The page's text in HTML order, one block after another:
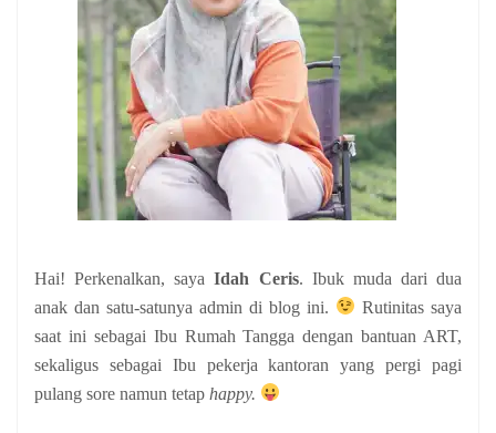
Hai! Perkenalkan, sayaIdah Ceris. Ibuk muda dari dua
anak dan satu-satunya admin di blog ini.
Rutinitas saya
saat ini sebagai Ibu Rumah Tangga dengan bantuan ART,
sekaligus sebagai Ibu pekerja kantoran yang pergi pagi
pulang sore namun tetap happy.